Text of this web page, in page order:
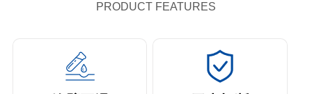
PRODUCT FEATURES